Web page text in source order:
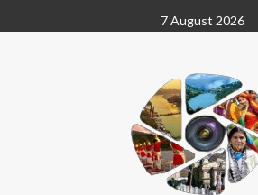
to
7 August 2026